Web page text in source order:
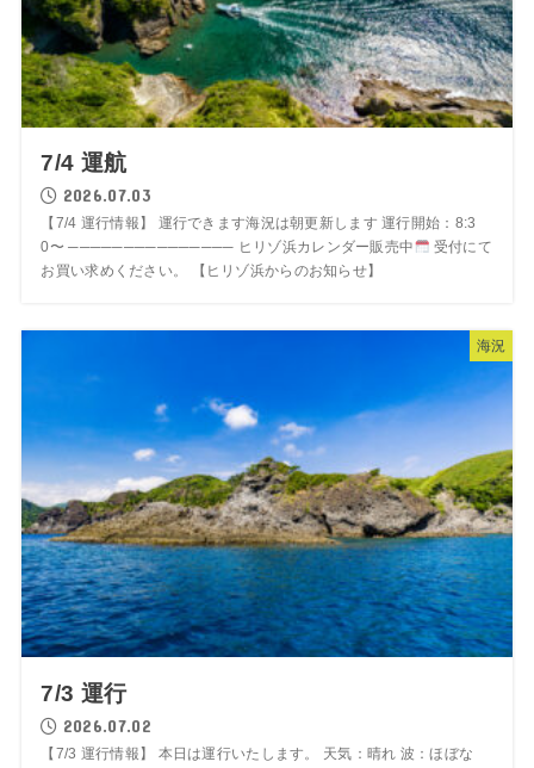
7/4 運航
2026.07.03
【7/4 運行情報】 運行できます海況は朝更新します 運行開始：8:3
0〜 ─────────────── ヒリゾ浜カレンダー販売中
受付にて
お買い求めください。 【ヒリゾ浜からのお知らせ】
海況
7/3 運行
2026.07.02
【7/3 運行情報】 本日は運行いたします。 天気：晴れ 波：ほぼな